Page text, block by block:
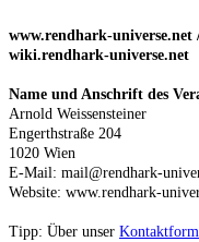
www.rendhark-
wiki.rendhark-universe.net
Name und Anschrift des
Arnold Weissensteiner
Engerthstraße 204
1020 Wien
E-Mail: mail@rendhark-
Website: www.rendhark-
Tipp: Über unser